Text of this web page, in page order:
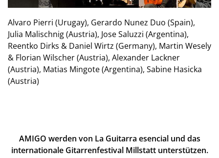
Alvaro Pierri (Urugay), Gerardo Nunez Duo (Spain),
Julia Malischnig (Austria), Jose Saluzzi (Argentina),
Reentko Dirks & Daniel Wirtz (Germany), Martin Wesely
& Florian Wilscher (Austria), Alexander Lackner
(Austria), Matias Mingote (Argentina), Sabine Hasicka
(Austria)
AMIGO werden von La Guitarra esencial und das
internationale Gitarrenfestival Millstatt unterstützen.